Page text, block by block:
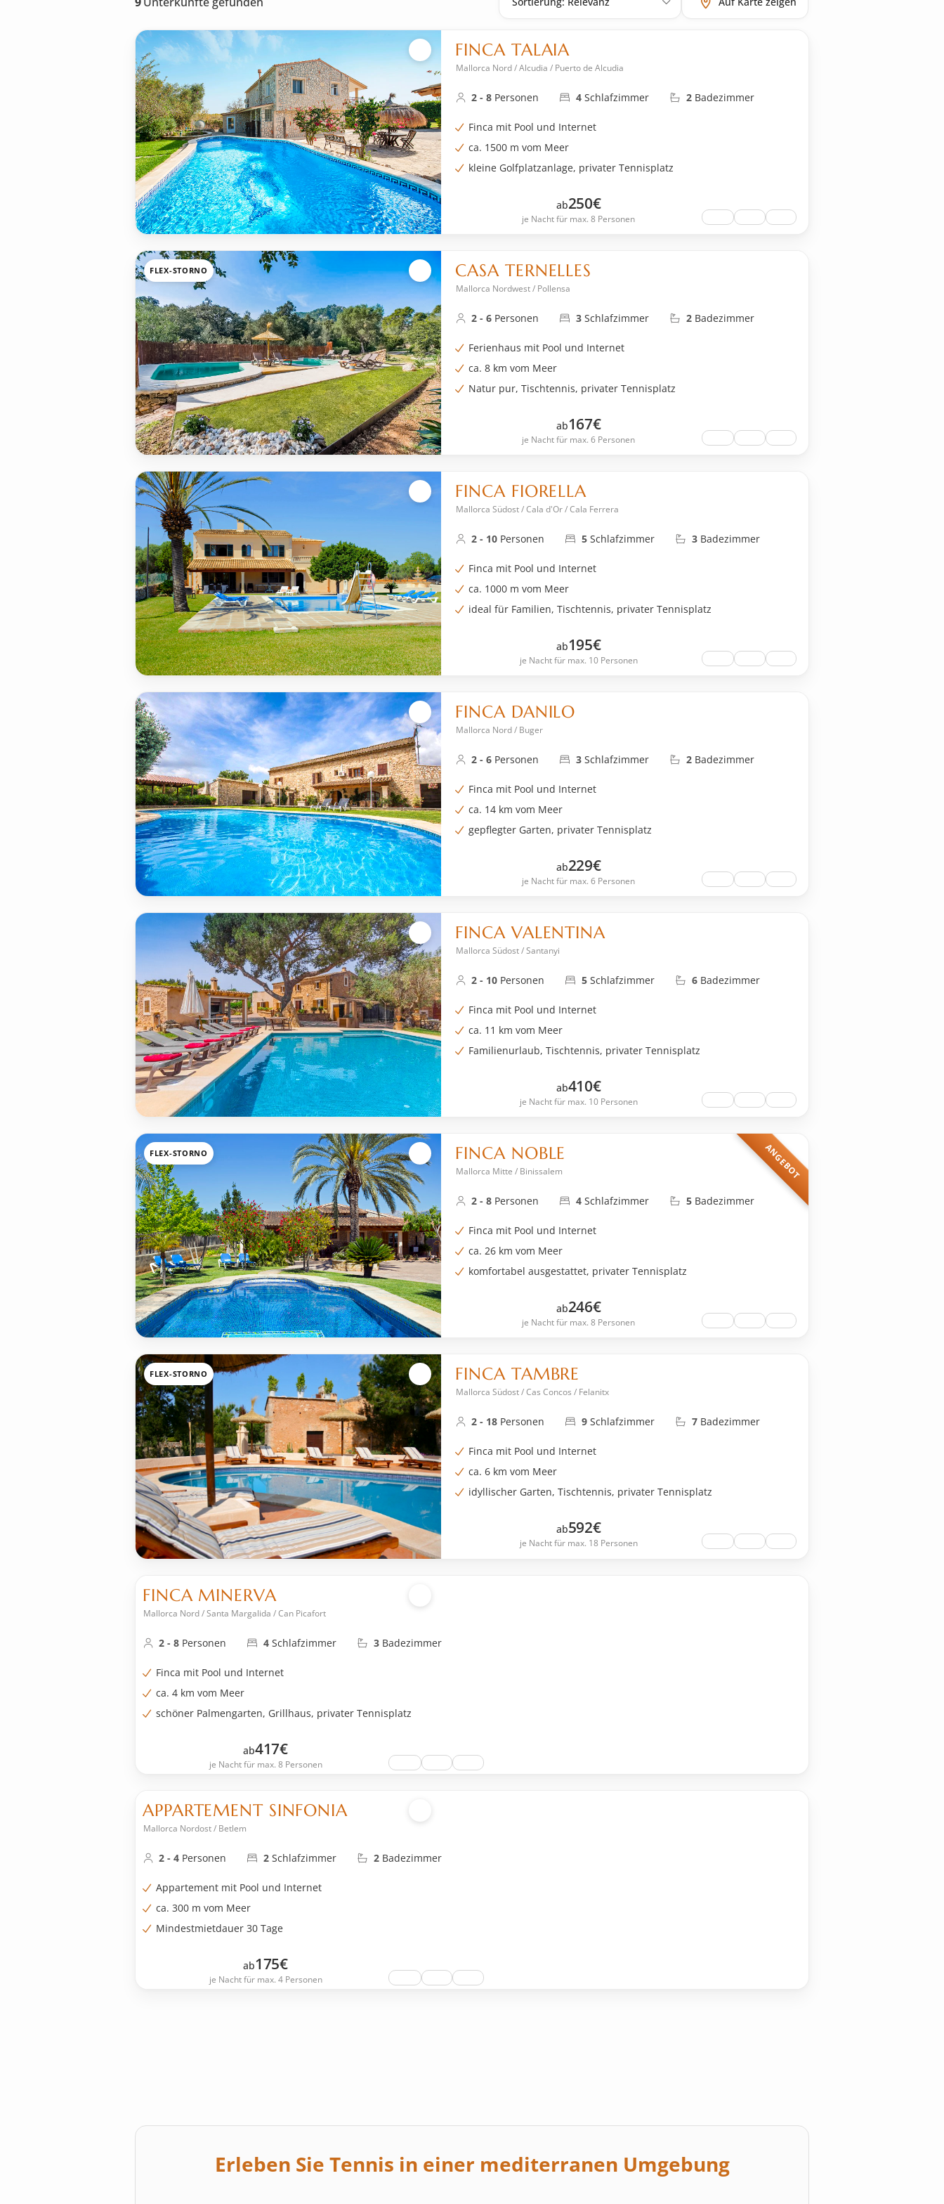
FINCA TALAIA
Mallorca Nord / Alcudia / Puerto de Alcudia
2 - 8 Personen 4 Schlafzimmer 2 Badezimmer
Finca mit Pool und Internet
ca. 1500 m vom Meer
kleine Golfplatzanlage, privater Tennisplatz
ab250€
je Nacht für max. 8 Personen
FLEX-STORNO CASA TERNELLES
Mallorca Nordwest / Pollensa
2 - 6 Personen 3 Schlafzimmer 2 Badezimmer
Ferienhaus mit Pool und Internet
ca. 8 km vom Meer
Natur pur, Tischtennis, privater Tennisplatz
ab167€
je Nacht für max. 6 Personen
FINCA FIORELLA
Mallorca Südost / Cala d'Or / Cala Ferrera
2 - 10 Personen 5 Schlafzimmer 3 Badezimmer
Finca mit Pool und Internet
ca. 1000 m vom Meer
ideal für Familien, Tischtennis, privater Tennisplatz
ab195€
je Nacht für max. 10 Personen
FINCA DANILO
Mallorca Nord / Buger
2 - 6 Personen 3 Schlafzimmer 2 Badezimmer
Finca mit Pool und Internet
ca. 14 km vom Meer
gepflegter Garten, privater Tennisplatz
ab229€
je Nacht für max. 6 Personen
FINCA VALENTINA
Mallorca Südost / Santanyi
2 - 10 Personen 5 Schlafzimmer 6 Badezimmer
Finca mit Pool und Internet
ca. 11 km vom Meer
Familienurlaub, Tischtennis, privater Tennisplatz
ab410€
je Nacht für max. 10 Personen
ANGEBOT
FLEX-STORNO FINCA NOBLE
Mallorca Mitte / Binissalem
2 - 8 Personen 4 Schlafzimmer 5 Badezimmer
Finca mit Pool und Internet
ca. 26 km vom Meer
komfortabel ausgestattet, privater Tennisplatz
ab246€
je Nacht für max. 8 Personen
FLEX-STORNO FINCA TAMBRE
Mallorca Südost / Cas Concos / Felanitx
2 - 18 Personen 9 Schlafzimmer 7 Badezimmer
Finca mit Pool und Internet
ca. 6 km vom Meer
idyllischer Garten, Tischtennis, privater Tennisplatz
ab592€
je Nacht für max. 18 Personen
FINCA MINERVA
Mallorca Nord / Santa Margalida / Can Picafort
2 - 8 Personen 4 Schlafzimmer 3 Badezimmer
Finca mit Pool und Internet
ca. 4 km vom Meer
schöner Palmengarten, Grillhaus, privater Tennisplatz
ab417€
je Nacht für max. 8 Personen
APPARTEMENT SINFONIA
Mallorca Nordost / Betlem
2 - 4 Personen 2 Schlafzimmer 2 Badezimmer
Appartement mit Pool und Internet
ca. 300 m vom Meer
Mindestmietdauer 30 Tage
ab175€
je Nacht für max. 4 Personen
Erleben Sie Tennis in einer mediterranen Umgebung